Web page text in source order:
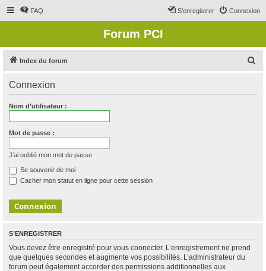
FAQ Connexion
S’enregistrer
Forum PCI
Index du forum
Connexion
Nom d’utilisateur :
Mot de passe :
J’ai oublié mon mot de passe
Se souvenir de moi
Cacher mon statut en ligne pour cette session
S’ENREGISTRER
Vous devez être enregistré pour vous connecter. L’enregistrement ne prend
que quelques secondes et augmente vos possibilités. L’administrateur du
forum peut également accorder des permissions additionnelles aux